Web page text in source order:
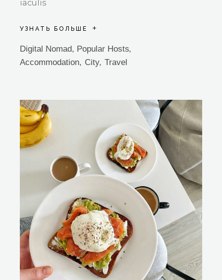
iaculis
УЗНАТЬ БОЛЬШЕ
Digital Nomad, Popular Hosts
Accommodation
City Travel